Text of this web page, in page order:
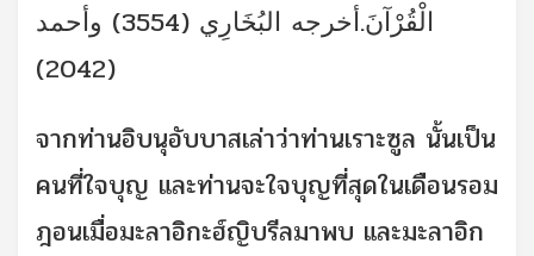
الْقُرْآنَ.أخرجه البُخَارِي (3554) وأحمد
(2042)
จากท่านอิบนุอับบาสเล่าว่าท่านเราะซูล นั้นเป็น
คนที่ใจบุญ และท่านจะใจบุญที่สุดในเดือนรอม
ฎอนเมื่อมะลาอิกะฮ์ญิบรีลมาพบ และมะลาอิก